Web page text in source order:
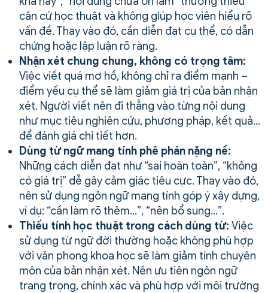
căn cứ học thuật và không giúp học viên hiểu rõ
vấn đề. Thay vào đó, cần diễn đạt cụ thể, có dẫn
chứng hoặc lập luận rõ ràng.
Nhận xét chung chung, không có trọng tâm:
Việc viết quá mơ hồ, không chỉ ra điểm mạnh –
điểm yếu cụ thể sẽ làm giảm giá trị của bản nhận
xét. Người viết nên đi thẳng vào từng nội dung
như mục tiêu nghiên cứu, phương pháp, kết quả…
để đánh giá chi tiết hơn.
Dùng từ ngữ mang tính phê phán nặng nề:
Những cách diễn đạt như “sai hoàn toàn”, “không
có giá trị” dễ gây cảm giác tiêu cực. Thay vào đó,
nên sử dụng ngôn ngữ mang tính góp ý xây dựng,
ví dụ: “cần làm rõ thêm…”, “nên bổ sung…”.
Thiếu tính học thuật trong cách dùng từ: Việc
sử dụng từ ngữ đời thường hoặc không phù hợp
với văn phong khoa học sẽ làm giảm tính chuyên
môn của bản nhận xét. Nên ưu tiên ngôn ngữ
trang trọng, chính xác và phù hợp với môi trường